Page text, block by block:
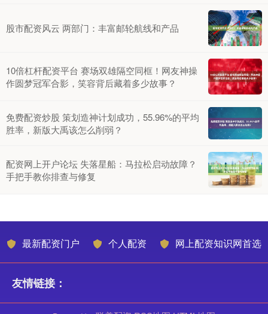
股市配资风云 两部门：丰富邮轮航线和产品
10倍杠杆配资平台 赛场双雄隔空同框！网友神操
作圆梦冠军合影，笑容背后藏着多少故事？
免费配资炒股 策划造神计划成功，55.96%的平均
胜率，新版大禹该怎么削弱？
配资网上开户论坛 失落星船：马拉松启动故障？
手把手教你排查与修复
最新配资门户 个人配资 网上配资知识网首选
友情链接：